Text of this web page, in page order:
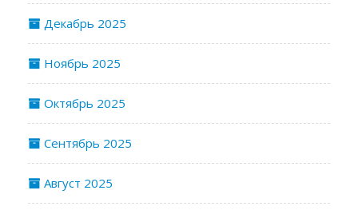
Декабрь 2025
Ноябрь 2025
Октябрь 2025
Сентябрь 2025
Август 2025